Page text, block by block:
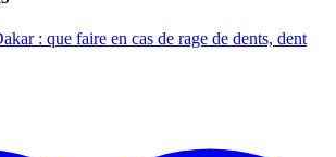
: que faire en cas de rage de dents, dent